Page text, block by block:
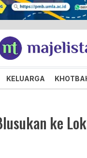
KELUARGA
ke